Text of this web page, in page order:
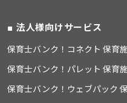
法人様向けサービス
保育士バンク！コネクト 保育
保育士バンク！パレット 保育
保育士バンク！ウェブパック